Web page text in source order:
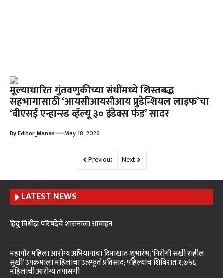
मूल्याधारित गुंतवणुकीच्या संधींमध्ये शिस्तबद्ध
सहभागासाठी ‘आयसीआयसीआय प्रुडेन्शियल लाइफ’चा
‘बीएसई एन्हान्स्ड व्हॅल्यू ३० इंडेक्स फंड’ सादर
ByEditor_Manas—May 18, 2026
Previous Next
LATEST NEWS
हिंदु विधीज्ञ परिषदेचे शासनाला आवाहन
महापौर महिला आरोग्य अभियानाचा दिमाखात शुभारंभ; ‘निरोगी सखी राहील
सुखी’ उपक्रमाला महिलांचा उत्स्फूर्त प्रतिसाद; पहिल्याच शिबिरात १,७५६
महिलांची आरोग्य तपासणी